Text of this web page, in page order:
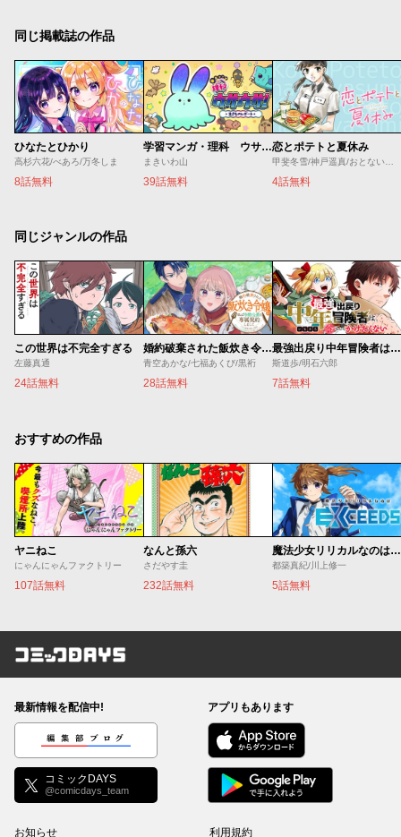
同じ掲載誌の作品
ひなたとひかり
高杉六花/べあろ/万冬しま
8話無料
学習マンガ・理科 ウサウサ！
まきいわ山
39話無料
恋とポテトと夏休み
甲斐冬雪/神戸遥真/おとないちあき
4話無料
同じジャンルの作品
この世界は不完全すぎる
左藤真通
24話無料
婚約破棄された飯炊き令嬢の私は冷酷公爵と専属契約しました～ですが胃袋を掴んだ結果、冷たかった公爵様がどんどん優しくなっています～
青空あかな/七福あくび/黒裄
28話無料
最強出戻り中年冒険者は、今さら命なんてかけたくない
斯道歩/明石六郎
7話無料
おすすめの作品
ヤニねこ
にゃんにゃんファクトリー
107話無料
なんと孫六
さだやす圭
232話無料
魔法少女リリカルなのは EXCEEDS
都築真紀/川上修一
5話無料
コミックDAYS
最新情報を配信中!
編集部ブログ
コミックDAYS
@comicdays_team
アプリもあります
お知らせ 利用規約